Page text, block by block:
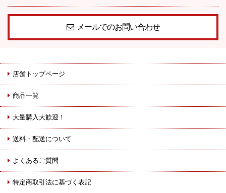
メールでのお問い合わせ
店舗トップページ
商品一覧
大量購入大歓迎！
送料・配送について
よくあるご質問
特定商取引法に基づく表記